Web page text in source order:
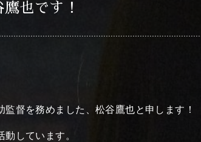
也です！
監督を務めました、松谷鷹也と申します！
しています。